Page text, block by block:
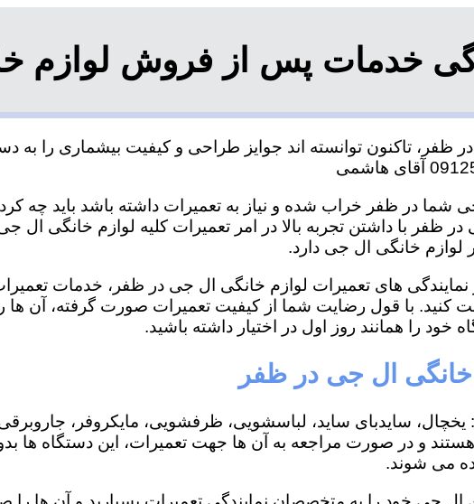
خدمات پس از فروش لوازم
تاکنون توانسته اند جوایز طراحی و کیفیت بیشماری را به
شما در ظفر خراب شده و نیاز به تعمیرات داشته باشد باید چه
ظفر با داشتن تجربه بالا در امر تعمیرات کلیه لوازم خانگی ال
لوازم خانگی ال جی دارد.
نمایندگی های تعمیرات لوازم خانگی ال جی در ظفر، خدمات
کنید. با قول رضایت شما از کیفیت تعمیرات صورت گرفته، آن ها را
خود را همانند روز اول در اختیار داشته باشید.
خانگی ال جی در ظفر
سایدبای ساید، لباسشویی، ظرفشویی، مایکروفر،
و در صورت مراجعه به آن ها جهت تعمیرات، این دستگاه ها
می شوند.